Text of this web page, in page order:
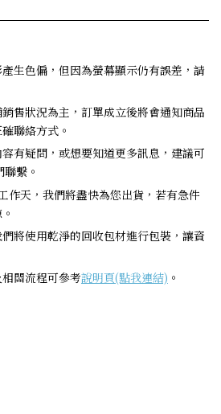
生色偏，但因為螢幕顯示仍有誤差，請
售狀況為主，訂單成立後將會通知商品
聯絡方式。
有疑問，或想要知道更多訊息，建議可
聯繫。
作天，我們將盡快為您出貨，若有急件
將使用乾淨的回收包材進行包裝，讓資
關流程可參考說明頁(點我連結) 。